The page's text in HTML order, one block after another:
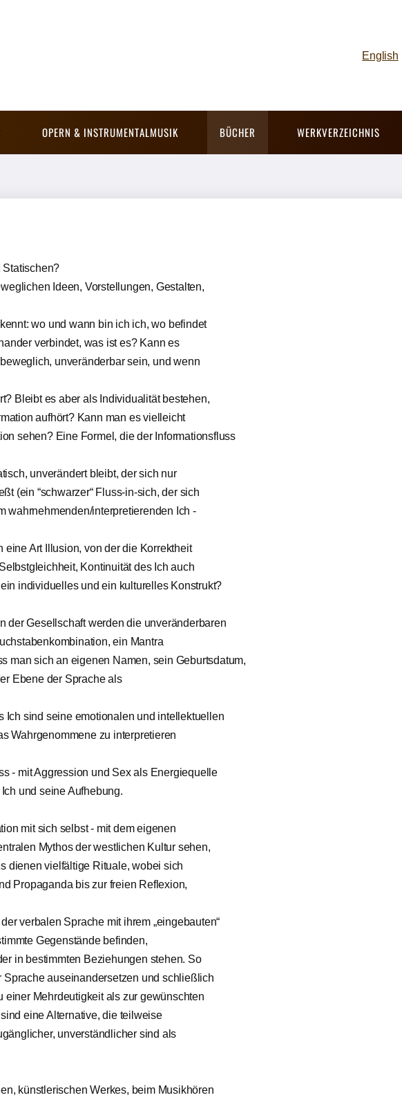
English
OPERN & INSTRUMENTALMUSIK BÜCHER WERKVERZEICHNIS
Statischen?
Ideen, Vorstellungen, Gestalten,
wo und wann bin ich ich, wo befindet
verbindet, was ist es? Kann es
unveränderbar sein, und wenn
Bleibt es aber als Individualität bestehen,
aufhört? Kann man es vielleicht
sehen? Eine Formel, die der Informationsfluss
unverändert bleibt, der sich nur
(ein “schwarzer“ Fluss-in-sich, der sich
wahrnehmenden/interpretierenden Ich -
eine Art Illusion, von der die Korrektheit
Kontinuität des Ich auch
individuelles und ein kulturelles Konstrukt?
der Gesellschaft werden die unveränderbaren
ein Mantra
man sich an eigenen Namen, sein Geburtsdatum,
Ebene der Sprache als
sind seine emotionalen und intellektuellen
Wahrgenommene zu interpretieren
- mit Aggression und Sex als Energiequelle
und seine Aufhebung.
mit sich selbst - mit dem eigenen
Mythos der westlichen Kultur sehen,
dienen vielfältige Rituale, wobei sich
Propaganda bis zur freien Reflexion,
verbalen Sprache mit ihrem „eingebauten“
Gegenstände befinden,
in bestimmten Beziehungen stehen. So
auseinandersetzen und schließlich
Mehrdeutigkeit als zur gewünschten
eine Alternative, die teilweise
unverständlicher sind als
künstlerischen Werkes, beim Musikhören